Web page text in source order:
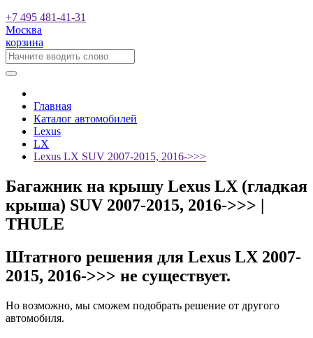
+7 495 481-41-31
Москва
корзина
Главная
Каталог автомобилей
Lexus
LX
Lexus LX SUV 2007-2015, 2016->>>
Багажник на крышу Lexus LX (гладкая
крыша) SUV 2007-2015, 2016->>> |
THULE
Штатного решения для Lexus LX 2007-
2015, 2016->>> не существует.
Но возможно, мы сможем подобрать решение от другого
автомобиля.